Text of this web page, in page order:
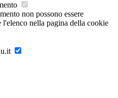
non possono essere
nella pagina della cookie